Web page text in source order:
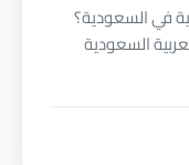
في السعودية؟
السعودية